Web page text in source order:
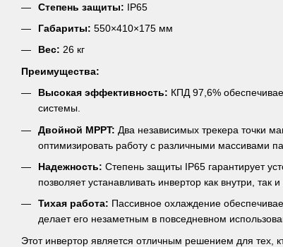
Степень защиты: IP65
Габариты: 550×410×175 мм
Вес: 26 кг
Преимущества:
Высокая эффективность: КПД 97,6%
системы.
Двойной MPPT: Два независимых трекера точки
оптимизировать работу с различными массивами
Надежность: Степень защиты IP65 гарантирует
позволяет устанавливать инвертор как внутри, так
Тихая работа: Пассивное охлаждение
делает его незаметным в повседневном
Этот инвертор является отличным решением для тех,